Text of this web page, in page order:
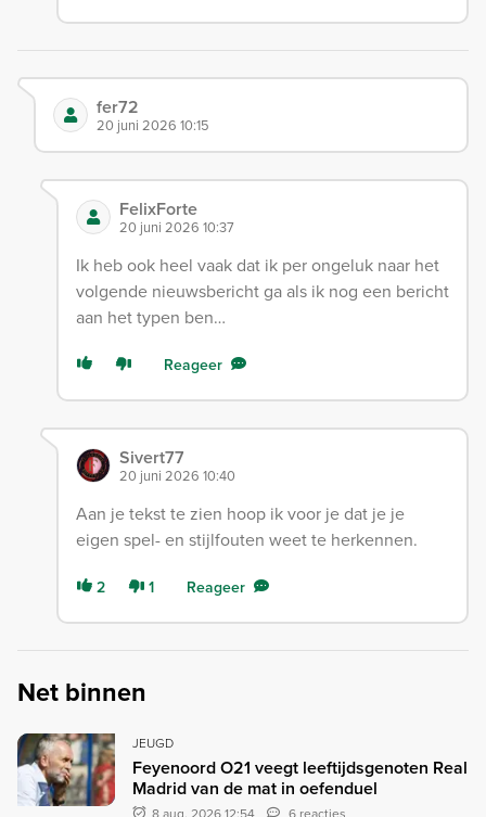
fer72
20 juni 2026 10:15
FelixForte
20 juni 2026 10:37
Ik heb ook heel vaak dat ik per ongeluk naar het
volgende nieuwsbericht ga als ik nog een bericht
aan het typen ben…
Reageer
Sivert77
20 juni 2026 10:40
Aan je tekst te zien hoop ik voor je dat je je
eigen spel- en stijlfouten weet te herkennen.
2 1 Reageer
Net binnen
JEUGD
Feyenoord O21 veegt leeftijdsgenoten Real
Madrid van de mat in oefenduel